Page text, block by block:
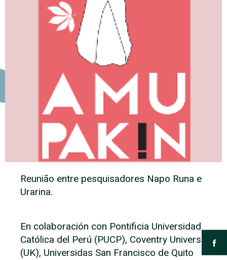
Reunião entre pesquisadores Napo Runa e
Urarina.
En colaboración con Pontificia Universidad
Católica del Perú (PUCP), Coventry University
(UK), Universidas San Francisco de Quito